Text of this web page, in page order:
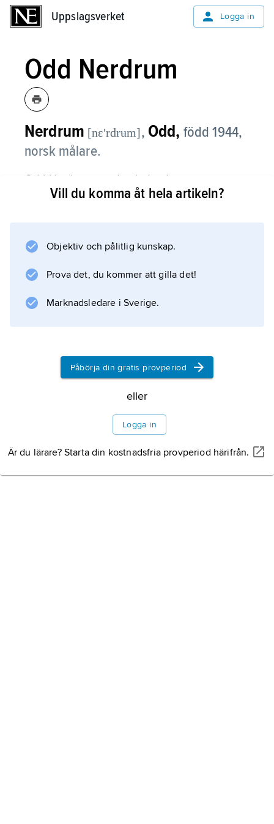
Uppslagsverket Logga in
Odd Nerdrum
Nerdrum [nɛʹrdrʉm], Odd, född 1944,
norsk målare.
Odd Nerdrum var den ledande av
nyromantikerna i Norge, det vill säga de unga
måleri. Hans konst har såväl stilistiskt som
även om han för in element från
Litteraturanvisning
Information om artikeln
Vill du komma åt hela artikeln?
Objektiv och pålitlig kunskap.
Prova det, du kommer att gilla det!
Marknadsledare i Sverige.
Påbörja din gratis provperiod
eller
Logga in
Är du lärare? Starta din kostnadsfria provperiod härifrån.